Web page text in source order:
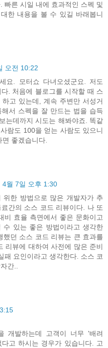
빠른 시일 내에 효과적인 스펙 및
한 내용을 볼 수 있길 바래봅니
오전 10:22
요. 모터쇼 다녀오셨군요. 저도
. 처음에 블로그를 시작할 때 스
고 있는데, 계속 주변만 서성거
서 스펙을 잘 만드는 법을 습득
는데까지 시도는 해봐야죠. 똑같
람도 100을 얻는 사람도 있으니
좋겠습니다.
4월 7일 오후 1:30
위한 방법으로 많은 개발자가 추
간의 소스 코드 리뷰이다. 나 또
비 효율 측면에서 좋은 문화이고
수 있는 좋은 방법이라고 생각한
했던 소스 코드 리뷰는 큰 효과를
리뷰에 대하여 사전에 많은 준비
패 요인이라고 생각한다. 소스 코
간..
개발하는데 고객이 너무 '배려
고 하시는 경우가 있습니다. 고